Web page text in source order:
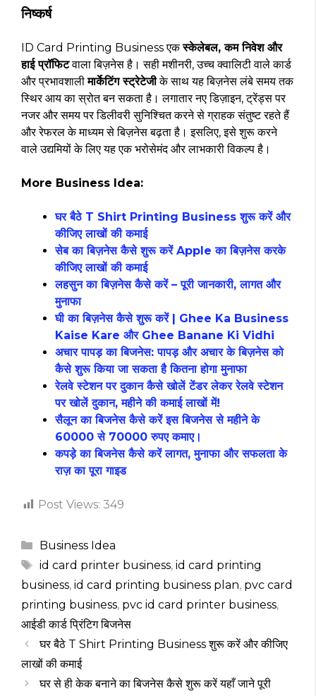
निष्कर्ष
ID Card Printing Business एकस्केलेबल, कम निवेश और
हाई प्रॉफिटवाला बिज़नेस है। सही मशीनरी, उच्च क्वालिटी वाले कार्ड
और प्रभावशालीमार्केटिंग स्ट्रेटेजीके साथ यह बिज़नेस लंबे समय तक
स्थिर आय का स्रोत बन सकता है। लगातार नए डिज़ाइन, ट्रेंड्स पर
नजर और समय पर डिलीवरी सुनिश्चित करने से ग्राहक संतुष्ट रहते हैं
और रेफरल के माध्यम से बिज़नेस बढ़ता है। इसलिए, इसे शुरू करने
वाले उद्यमियों के लिए यह एक भरोसेमंद और लाभकारी विकल्प है।
More Business Idea:
घर बैठे T Shirt Printing Business शुरू करें और
कीजिए लाखों की कमाई
सेब का बिज़नेस कैसे शुरू करें Apple का बिज़नेस करके
कीजिए लाखों की कमाई
लहसुन का बिज़नेस कैसे करें – पूरी जानकारी, लागत और
मुनाफा
घी का बिज़नेस कैसे शुरू करें | Ghee Ka Business
Kaise Kare और Ghee Banane Ki Vidhi
अचार पापड़ का बिजनेस: पापड़ और अचार के बिज़नेस को
कैसे शुरू किया जा सकता है कितना होगा मुनाफा
रेलवे स्टेशन पर दुकान कैसे खोलें टेंडर लेकर रेलवे स्टेशन
पर खोलें दुकान, महीने की कमाई लाखों में!
सैलून का बिजनेस कैसे करें इस बिजनेस से महीने के
60000 से 70000 रुपए कमाए।
कपड़े का बिजनेस कैसे करें लागत, मुनाफा और सफलता के
राज़ का पूरा गाइड
Post Views: 349
Categories
Business Idea
Tags
id card printer business, id card printing
business, id card printing business plan, pvc card
printing business, pvc id card printer business,
आईडी कार्ड प्रिंटिग बिजनेस
घर बैठे T Shirt Printing Business शुरू करें और कीजिए
लाखों की कमाई
घर से ही केक बनाने का बिजनेस कैसे शुरू करें यहाँ जाने पूरी